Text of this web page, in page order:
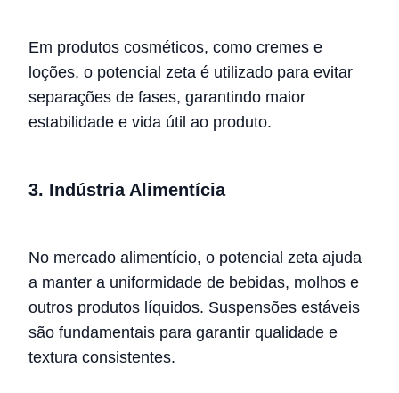
Em produtos cosméticos, como cremes e
loções, o potencial zeta é utilizado para evitar
separações de fases, garantindo maior
estabilidade e vida útil ao produto.
3. Indústria Alimentícia
No mercado alimentício, o potencial zeta ajuda
a manter a uniformidade de bebidas, molhos e
outros produtos líquidos. Suspensões estáveis
são fundamentais para garantir qualidade e
textura consistentes.